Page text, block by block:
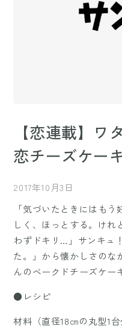
【恋連載】ワ
恋チーズケー
2017年10月3日
「気づいたときにはも
しく、ほっとする。け
わずドキリ…」サンキュ
た。」から懐かしさのな
んのベークドチーズケー
●レシピ
材料（直径18㎝の丸型1台